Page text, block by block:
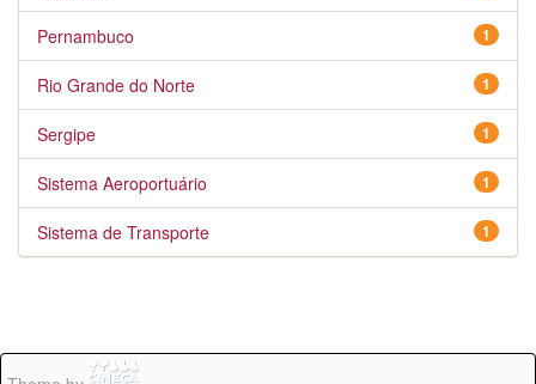
1
Pernambuco
1
Rio Grande do Norte
1
Sergipe
1
Sistema Aeroportuário
1
Sistema de Transporte